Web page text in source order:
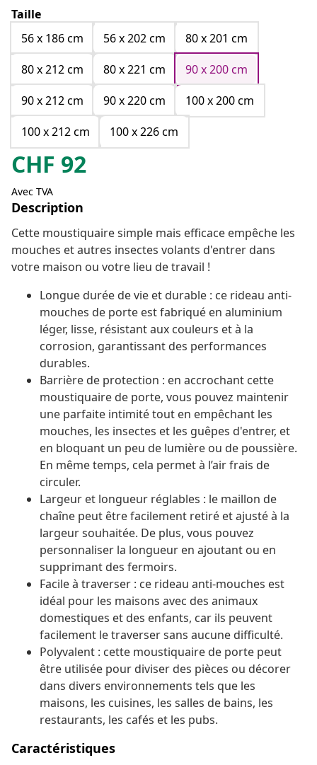
Taille
56 x 186 cm
56 x 202 cm
80 x 201 cm
80 x 212 cm
80 x 221 cm
90 x 200 cm
90 x 212 cm
90 x 220 cm
100 x 200 cm
100 x 212 cm
100 x 226 cm
CHF 92
Avec TVA
Description
Cette moustiquaire simple mais efficace empêche les
mouches et autres insectes volants d'entrer dans
votre maison ou votre lieu de travail !
Longue durée de vie et durable : ce rideau anti-
mouches de porte est fabriqué en aluminium
léger, lisse, résistant aux couleurs et à la
corrosion, garantissant des performances
durables.
Barrière de protection : en accrochant cette
moustiquaire de porte, vous pouvez maintenir
une parfaite intimité tout en empêchant les
mouches, les insectes et les guêpes d'entrer, et
en bloquant un peu de lumière ou de poussière.
En même temps, cela permet à l’air frais de
circuler.
Largeur et longueur réglables : le maillon de
chaîne peut être facilement retiré et ajusté à la
largeur souhaitée. De plus, vous pouvez
personnaliser la longueur en ajoutant ou en
supprimant des fermoirs.
Facile à traverser : ce rideau anti-mouches est
idéal pour les maisons avec des animaux
domestiques et des enfants, car ils peuvent
facilement le traverser sans aucune difficulté.
Polyvalent : cette moustiquaire de porte peut
être utilisée pour diviser des pièces ou décorer
dans divers environnements tels que les
maisons, les cuisines, les salles de bains, les
restaurants, les cafés et les pubs.
Caractéristiques